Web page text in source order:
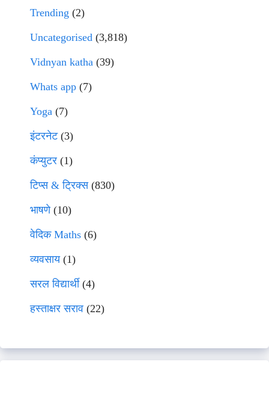
Trending (2)
Uncategorised (3,818)
Vidnyan katha (39)
Whats app (7)
Yoga (7)
इंटरनेट(3)
कंप्युटर (1)
टिप्स & ट्रिक्स(830)
भाषणे(10)
वेदिक Maths (6)
व्यवसाय(1)
सरल विद्यार्थी(4)
हस्ताक्षर सराव (22)